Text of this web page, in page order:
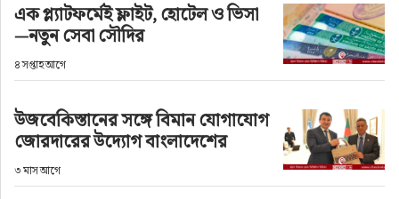
ভিডিও
এক প্ল্যাটফর্মেই ফ্লাইট, হোটেল ও ভিসা
—নতুন সেবা সৌদির
৪ সপ্তাহ আগে
উজবেকিস্তানের সঙ্গে বিমান যোগাযোগ
জোরদারের উদ্যোগ বাংলাদেশের
৩ মাস আগে